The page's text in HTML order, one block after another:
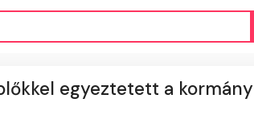
egyeztetett a kormány